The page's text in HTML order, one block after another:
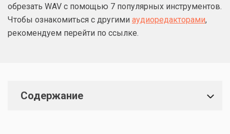
обрезать WAV с помощью 7 популярных инструментов.
Чтобы ознакомиться с другими аудиоредакторами,
рекомендуем перейти по ссылке.
Содержание